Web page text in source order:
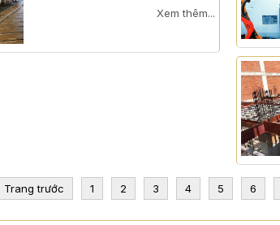
Xem thêm...
Trang trước 1 2 3 4 5 6